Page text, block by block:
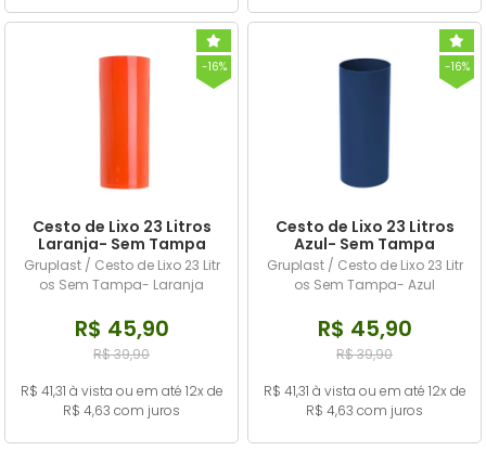
-16%
Cesto de Lixo 23 Litros
Laranja- Sem Tampa
Gruplast / Cesto de Lixo 23 Litr
os Sem Tampa- Laranja
R$ 45,90
R$ 39,90
R$ 41,31 à vista ou em até 12x de
R$ 4,63 com juros
-16%
Cesto de Lixo 23 Litros
Azul- Sem Tampa
Gruplast / Cesto de Lixo 23 Litr
os Sem Tampa- Azul
R$ 45,90
R$ 39,90
R$ 41,31 à vista ou em até 12x de
R$ 4,63 com juros